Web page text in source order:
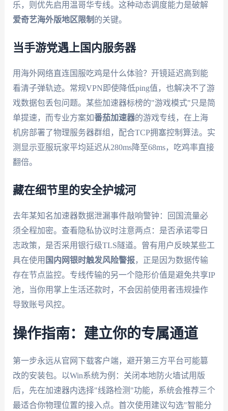
乐，则优先启用温哥华专线。这种动态调度能力是破解
爱奇艺海外版地区限制 的关键。
当手游党遇上国内服务器
用海外网络直连国服吃鸡是什么体验？开镜延迟高到能
看清子弹轨迹。常规VPN即使降低ping值，也解决不了游
戏数据包丢包问题。某些加速器标榜的"游戏模式"只是简
单提速，而专业方案如番茄加速器的游戏专线，在上海
机房部署了物理服务器群组，配合TCP拥塞控制算法。实
测显示亚服玩家平均延迟从280ms降至68ms，吃鸡率直接
翻倍。
藏在细节里的安全护城河
去年某知名加速器数据泄漏事件敲响警钟：回国流量必
须全程加密。查看隐私协议时注意两点：是否承诺零日
志政策，是否采用银行级TLS隧道。曾有用户反映某些工
具在使用 国内网银时触发风险警报，正是因为数据传输
存在节点监控。专线传输的另一个隐形价值是避免共享IP
池，当你用掌上生活还款时，不会因前使用者违规操作
导致账号风控。
操作指南：建立你的专属通道
第一步永远从官网下载客户端，避开第三方平台可能篡
改的安装包。以Win系统为例：关闭本地防火墙试用版
后，先在加速器内选择"线路检测"功能，系统会推荐三个
最适合你物理位置的接入点。首次使用建议勾选"智能分